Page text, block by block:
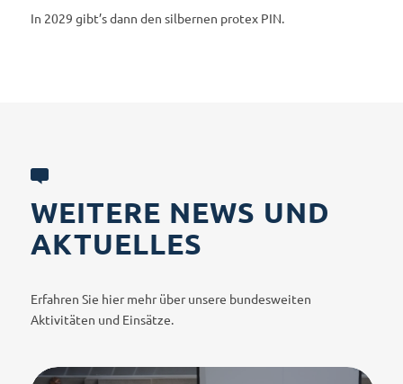
In 2029 gibt’s dann den silbernen protex PIN.
WEITERE NEWS UND
AKTUELLES
Erfahren Sie hier mehr über unsere bundesweiten
Aktivitäten und Einsätze.